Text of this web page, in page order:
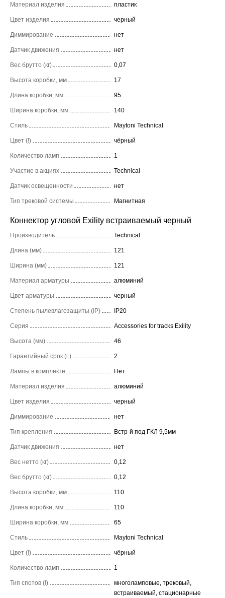
Материал изделия пластик
Цвет изделия черный
Диммирование нет
Датчик движения нет
Вес брутто (кг) 0,07
Высота коробки, мм 17
Длина коробки, мм 95
Ширина коробки, мм 140
Стиль Maytoni Technical
Цвет (!) чёрный
Количество ламп 1
Участие в акциях Technical
Датчик освещенности нет
Тип трековой системы Магнитная
Коннектор угловой Exility встраиваемый черный
Производитель Technical
Длина (мм) 121
Ширина (мм) 121
Материал арматуры алюминий
Цвет арматуры черный
Степень пылевлагозащиты (IP) IP20
Серия Accessories for tracks Exility
Высота (мм) 46
Гарантийный срок (г.) 2
Лампы в комплекте Нет
Материал изделия алюминий
Цвет изделия черный
Диммирование нет
Тип крепления Встр-й под ГКЛ 9,5мм
Датчик движения нет
Вес нетто (кг) 0,12
Вес брутто (кг) 0,12
Высота коробки, мм 110
Длина коробки, мм 110
Ширина коробки, мм 65
Стиль Maytoni Technical
Цвет (!) чёрный
Количество ламп 1
Тип спотов (!)
многоламповые, трековый,
встраиваемый, стационарные